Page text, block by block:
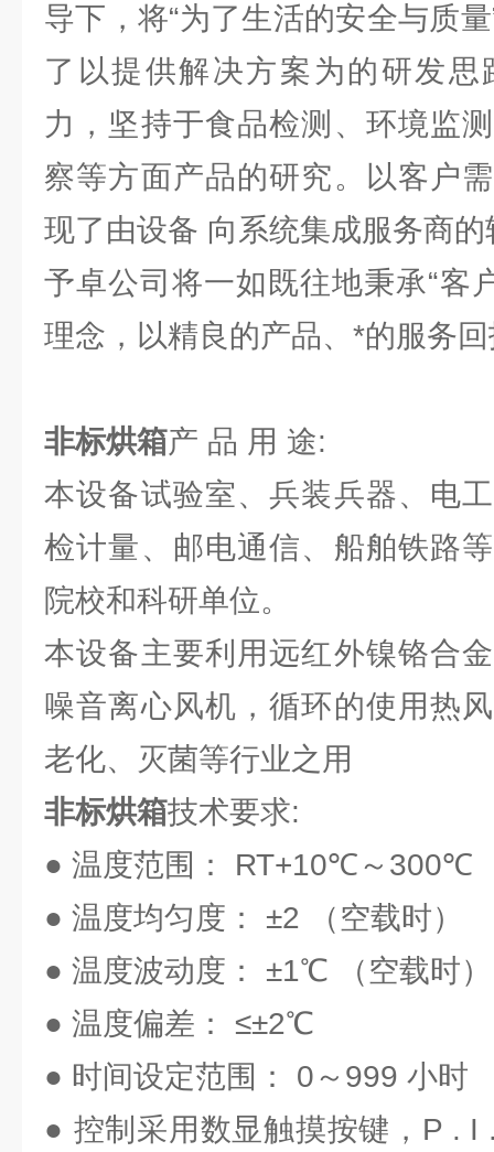
导下，将“为了生活的安全与质
了以提供解决方案为的研发
力，坚持于食品检测、环境监
察等方面产品的研究。以客户
现了由设备 向系统集成服务商的
予卓公司将一如既往地秉承“客
理念，以精良的产品、*的服务
非标烘箱产 品 用 途:
本设备试验室、兵装兵器、电
检计量、邮电通信、船舶铁路
院校和科研单位。
本设备主要利用远红外镍铬合
噪音离心风机，循环的使用热
老化、灭菌等行业之用
非标烘箱技术要求:
● 温度范围： RT+10℃～300℃
● 温度均匀度： ±2 （空载时）
● 温度波动度： ±1℃ （空载时）
● 温度偏差： ≤±2℃
● 时间设定范围： 0～999 小时
● 控制采用数显触摸按键，P . I